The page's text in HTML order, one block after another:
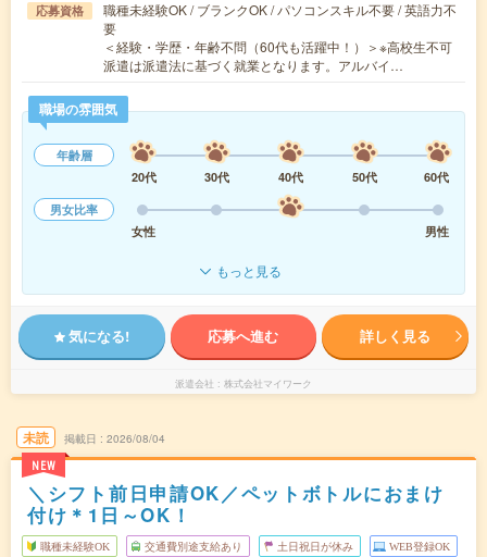
応募資格
職種未経験OK / ブランクOK / パソコンスキル不要 / 英語力不
要
＜経験・学歴・年齢不問（60代も活躍中！）＞※高校生不可
派遣は派遣法に基づく就業となります。アルバイ…
職場の雰囲気
年齢層
20代
30代 40代 50代
60代
男女比率
女性
男性
もっと見る
気になる! 応募へ進む 詳しく見る
派遣会社 株式会社マイワーク
未読
NEW
掲載日 2026/08/04
＼シフト前日申請OK／ペットボトルにおまけ
付け＊1日～OK！
職種未経験OK 交通費別途支給あり 土日祝日が休み WEB登録OK